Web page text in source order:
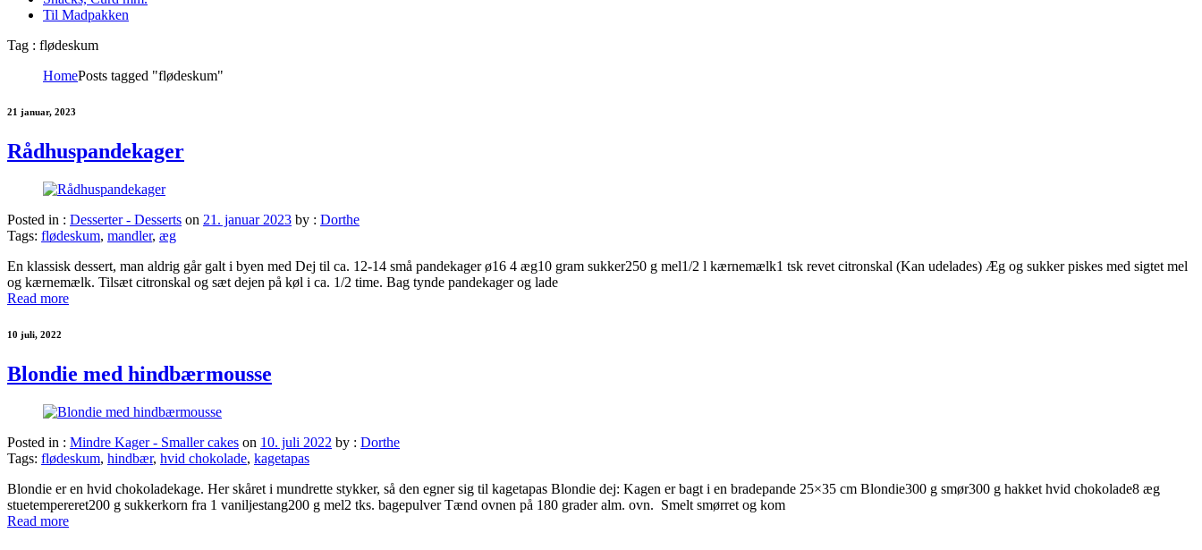
Til Madpakken
Tag : flødeskum
HomePosts tagged "flødeskum"
21 januar, 2023
Rådhuspandekager
Posted in : Desserter - Desserts on 21. januar 2023 by : Dorthe
Tags: flødeskum, mandler, æg
En klassisk dessert, man aldrig går galt i byen med Dej til ca. 12-14 små pandekager ø16 4 æg10 gram sukker250 g mel1/2 l kærnemælk1 tsk revet citronskal (Kan udelades) Æg og sukker piskes med sigtet mel
og kærnemælk. Tilsæt citronskal og sæt dejen på køl i ca. 1/2 time. Bag tynde pandekager og lade
Read more
10 juli, 2022
Blondie med hindbærmousse
Posted in : Mindre Kager - Smaller cakes on 10. juli 2022 by : Dorthe
Tags: flødeskum, hindbær, hvid chokolade, kagetapas
Blondie er en hvid chokoladekage. Her skåret i mundrette stykker, så den egner sig til kagetapas Blondie dej: Kagen er bagt i en bradepande 25×35 cm Blondie300 g smør300 g hakket hvid chokolade8 æg
stuetempereret200 g sukkerkorn fra 1 vaniljestang200 g mel2 tks. bagepulver Tænd ovnen på 180 grader alm. ovn. Smelt smørret og kom
Read more